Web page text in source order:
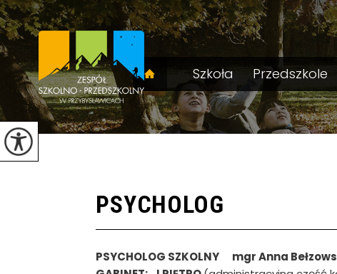
Szkoła Przedszkole
PSYCHOLOG
PSYCHOLOG SZKOLNY mgr Anna